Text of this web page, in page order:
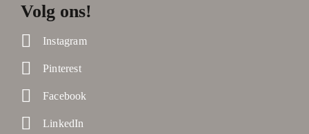
Volg ons!
Instagram
Pinterest
Facebook
LinkedIn